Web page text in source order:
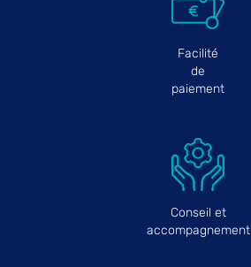
Facilité
de
paiement
Conseil et
accompagnement